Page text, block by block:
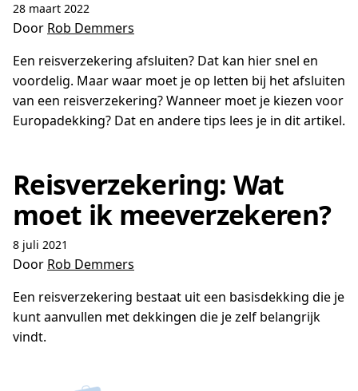
28 maart 2022
Door Rob Demmers
Een reisverzekering afsluiten? Dat kan hier snel en
voordelig. Maar waar moet je op letten bij het afsluiten
van een reisverzekering? Wanneer moet je kiezen voor
Europadekking? Dat en andere tips lees je in dit artikel.
Reisverzekering: Wat
moet ik meeverzekeren?
8 juli 2021
Door Rob Demmers
Een reisverzekering bestaat uit een basisdekking die je
kunt aanvullen met dekkingen die je zelf belangrijk
vindt.